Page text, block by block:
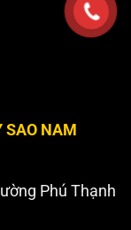
SAO NAM
Phú Thạnh